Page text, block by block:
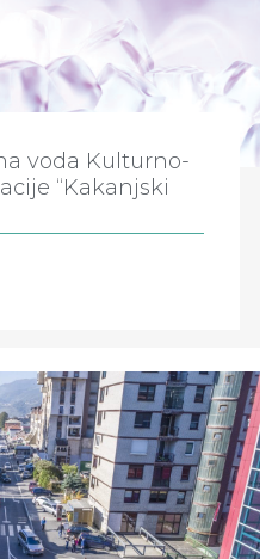
voda Kulturno-
“Kakanjski